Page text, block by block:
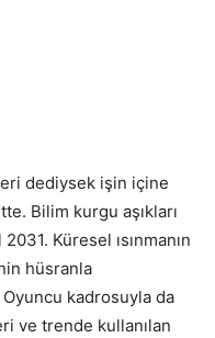
dediysek işin içine
Bilim kurgu aşıkları
Küresel ısınmanın
hüsranla
Oyuncu kadrosuyla da
ve trende kullanılan